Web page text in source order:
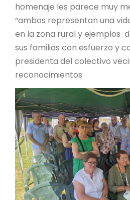
homenaje les parece muy
“ambos representan una
en la zona rural y ejemplos
sus familias con esfuerzo y
presidenta del colectivo
reconocimientos